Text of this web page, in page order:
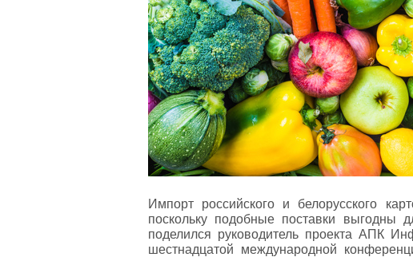
Импорт российского и белорусского
поскольку подобные поставки выгодны
поделился руководитель проекта АПК
шестнадцатой международной